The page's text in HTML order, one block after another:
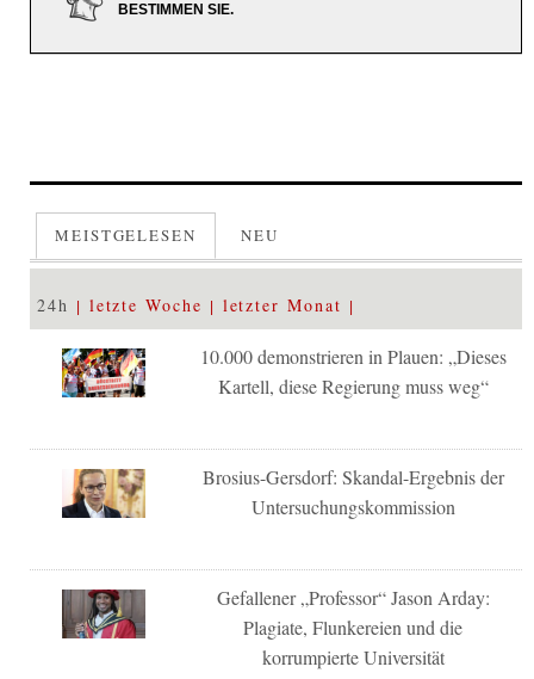
BESTIMMEN SIE.
MEISTGELESEN NEU
24h letzte Woche letzter Monat
10.000 demonstrieren in Plauen: „Dieses
Kartell, diese Regierung muss weg“
Brosius-Gersdorf: Skandal-Ergebnis der
Untersuchungskommission
Gefallener „Professor“ Jason Arday:
Plagiate, Flunkereien und die
korrumpierte Universität